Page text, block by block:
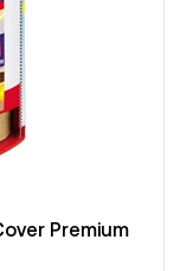
Premium